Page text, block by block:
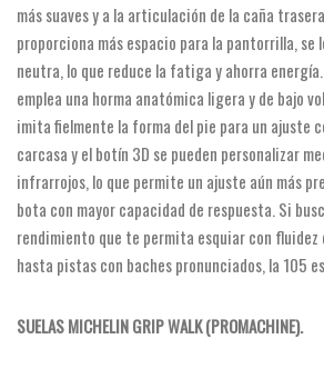
más suaves y a la articulación de la caña
proporciona más espacio para la pantorrilla, se
neutra, lo que reduce la fatiga y ahorra
emplea una horma anatómica ligera y de bajo
imita fielmente la forma del pie para un ajuste
carcasa y el botín 3D se pueden personalizar
infrarrojos, lo que permite un ajuste aún más
bota con mayor capacidad de respuesta. Si
rendimiento que te permita esquiar con fluidez
hasta pistas con baches pronunciados, la 105
SUELAS MICHELIN GRIP WALK (PROMACHINE).